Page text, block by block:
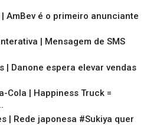
AmBev é o primeiro anunciante
| Mensagem de SMS
| Danone espera elevar vendas
Cola | Happiness Truck =
| Rede japonesa #Sukiya quer